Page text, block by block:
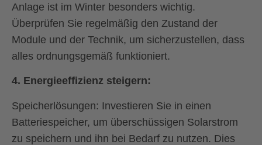
Anlage ist im Winter besonders wichtig.
Überprüfen Sie regelmäßig den Zustand der
Module und der Technik, um sicherzustellen, dass
alles ordnungsgemäß funktioniert.
4. Energieeffizienz steigern:
Speicherlösungen: Investieren Sie in einen
Batteriespeicher, um überschüssigen Solarstrom
zu speichern und ihn bei Bedarf zu nutzen. Dies